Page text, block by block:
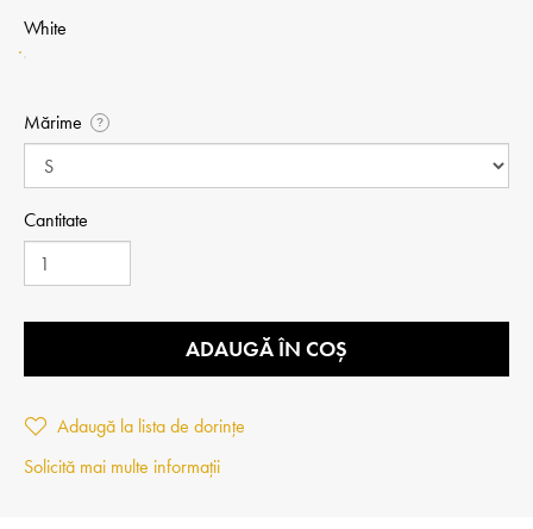
White
Mărime ?
Cantitate
ADAUGĂ ÎN COȘ
Adaugă la lista de dorințe
Solicită mai multe informații